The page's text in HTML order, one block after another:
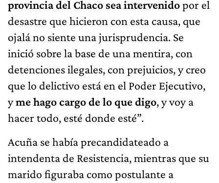
provincia del Chaco sea intervenidopor el
desastre que hicieron con esta causa, que
ojalá no siente una jurisprudencia. Se
inició sobre la base de una mentira, con
detenciones ilegales, con prejuicios, y creo
que lo delictivo está en el Poder Ejecutivo,
yme hago cargo de lo que digo, y voy a
hacer todo, esté donde esté”.
Acuña se había precandidateado a
intendenta de Resistencia, mientras que su
marido figuraba como postulante a